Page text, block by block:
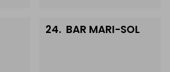
24. BAR MARI-SOL